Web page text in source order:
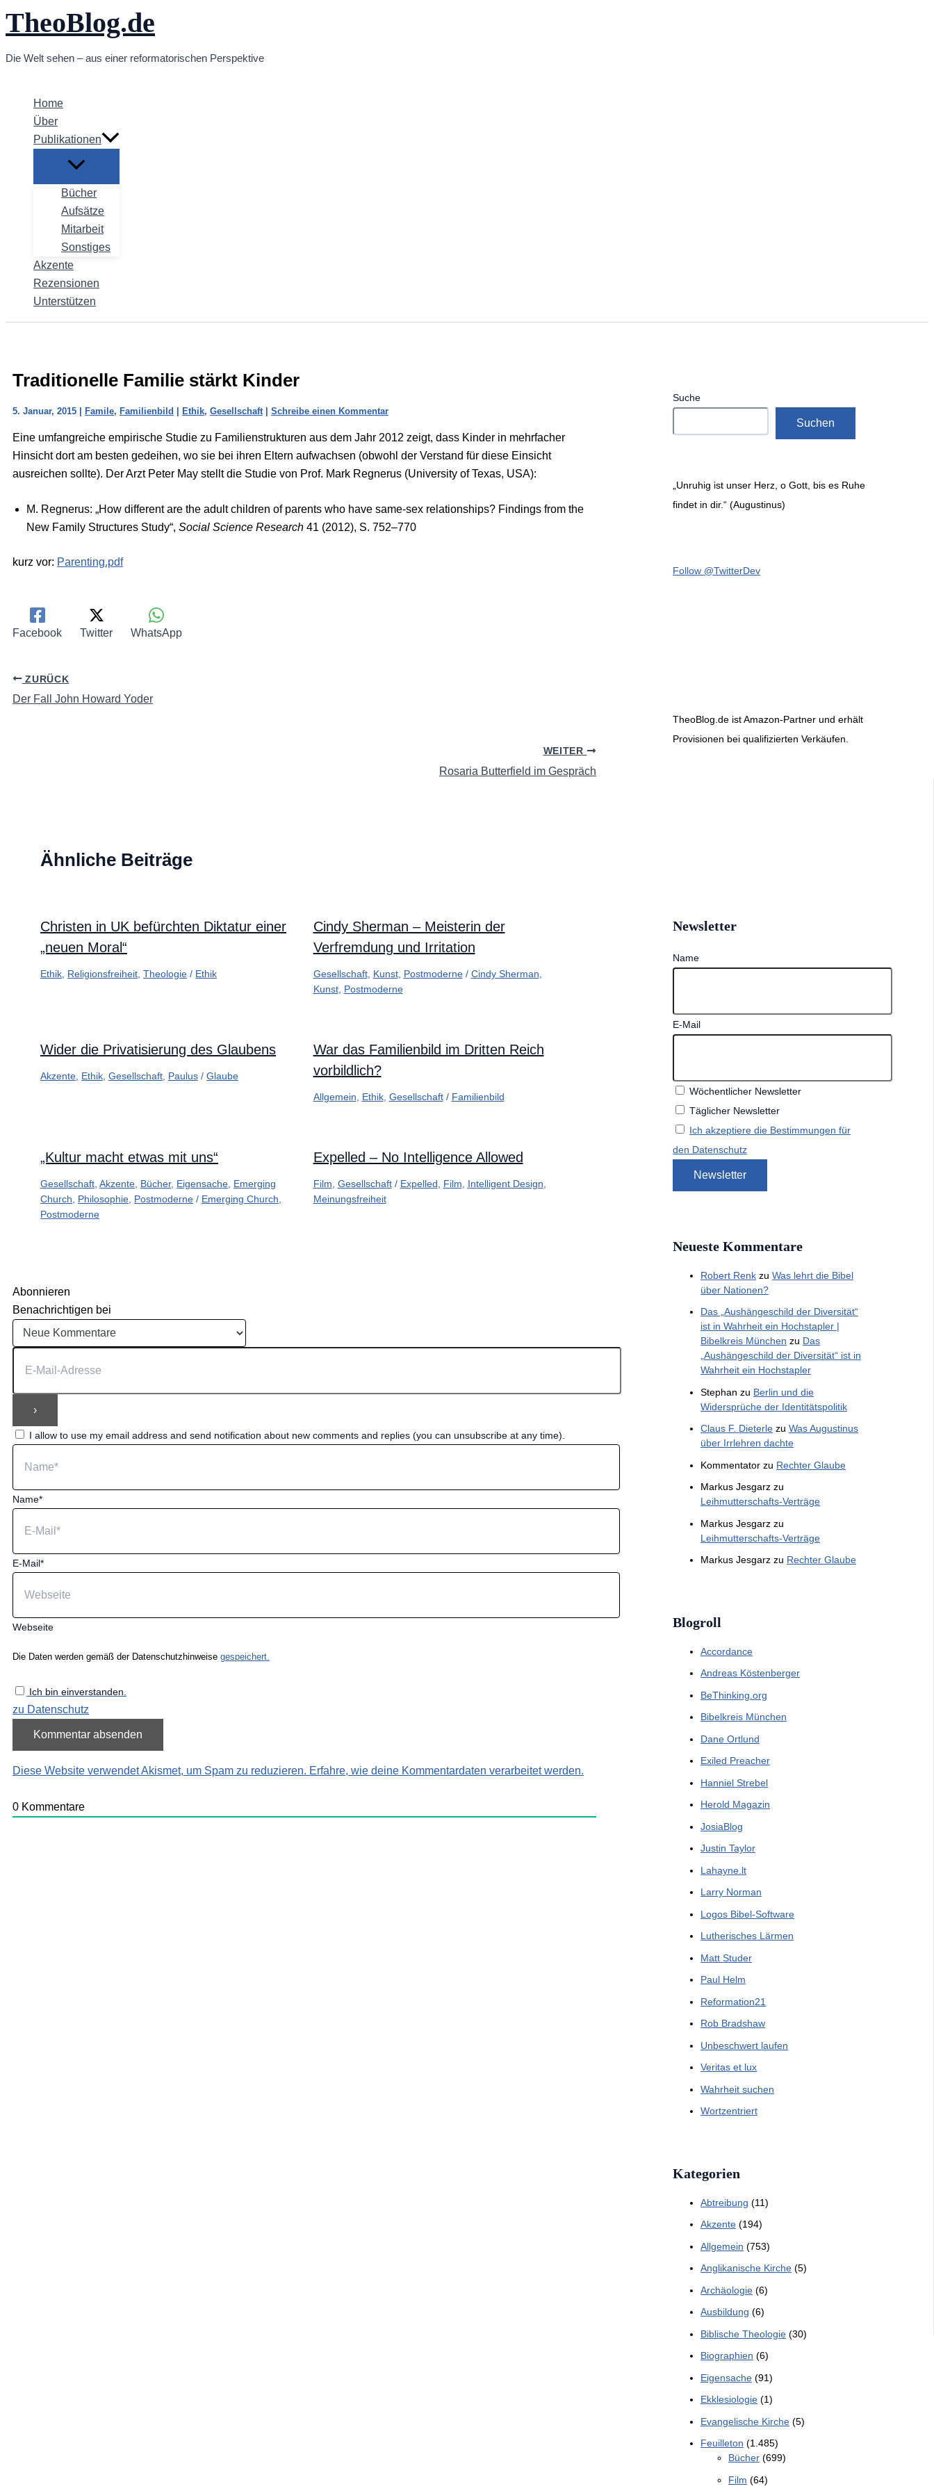
Zum
Inhalt
TheoBlog.de
Die Welt sehen – aus einer reformatorischen Perspektive
Home
Über
Publikationen
Bücher
Aufsätze
Mitarbeit
Sonstiges
Akzente
Rezensionen
Unterstützen
Traditionelle Familie stärkt Kinder
5. Januar, 2015 | Famile, Familienbild | Ethik, Gesellschaft | Schreibe einen Kommentar
Eine umfangreiche empirische Studie zu Familienstrukturen aus dem Jahr 2012 zeigt, dass Kinder in mehrfacher
Hinsicht dort am besten gedeihen, wo sie bei ihren Eltern aufwachsen (obwohl der Verstand für diese Einsicht
ausreichen sollte). Der Arzt Peter May stellt die Studie von Prof. Mark Regnerus (University of Texas, USA):
M. Regnerus: „How different are the adult children of parents who have same-sex relationships? Findings from the
New Family Structures Study“, Social Science Research 41 (2012), S. 752–770
kurz vor: Parenting.pdf
Facebook Twitter WhatsApp
ZURÜCK
Der Fall John Howard Yoder
WEITER
Rosaria Butterfield im Gespräch
Ähnliche Beiträge
Christen in UK befürchten Diktatur einer
„neuen Moral“
Ethik Religionsfreiheit Theologie / Ethik
Cindy Sherman – Meisterin der
Verfremdung und Irritation
Gesellschaft, Kunst, Postmoderne/ Cindy Sherman
Kunst, Postmoderne
Wider die Privatisierung des Glaubens
Akzente Ethik Gesellschaft Paulus / Glaube
War das Familienbild im Dritten Reich
vorbildlich?
Allgemein Ethik, Gesellschaft/ Familienbild
„Kultur macht etwas mit uns“
Gesellschaft Akzente Bücher, Eigensache Emerging
Church
Philosophie Postmoderne / Emerging Church
Postmoderne
Expelled – No Intelligence Allowed
Film Gesellschaft/ Expelled Film Intelligent Design
Meinungsfreiheit
Abonnieren
Benachrichtigen bei
I allow to use my email address and send notification about new comments and replies (you can unsubscribe at any time).
Name*
E-Mail*
Webseite
Die Daten werden gemäß der Datenschutzhinweise gespeichert.
Ich bin einverstanden.
zu Datenschutz
Diese Website verwendet Akismet, um Spam zu reduzieren. Erfahre, wie deine Kommentardaten verarbeitet werden.
0 Kommentare
Suche
Suchen
„Unruhig ist unser Herz, o Gott, bis es Ruhe
findet in dir.“ (Augustinus)
Follow @TwitterDev
TheoBlog.de ist Amazon-Partner und erhält
Provisionen bei qualifizierten Verkäufen.
Newsletter
Name
E-Mail
Wöchentlicher Newsletter
Täglicher Newsletter
Ich akzeptiere die Bestimmungen für
den Datenschutz
Neueste Kommentare
Robert Renk zu Was lehrt die Bibel
über Nationen?
Das „Aushängeschild der Diversität“
ist in Wahrheit ein Hochstapler |
Bibelkreis München zu Das
„Aushängeschild der Diversität“ ist in
Wahrheit ein Hochstapler
Stephan zu Berlin und die
Widersprüche der Identitätspolitik
Claus F. Dieterle zu Was Augustinus
über Irrlehren dachte
Kommentator zu Rechter Glaube
Markus Jesgarz zu
Leihmutterschafts-Verträge
Markus Jesgarz zu
Leihmutterschafts-Verträge
Markus Jesgarz zu Rechter Glaube
Blogroll
Accordance
Andreas Köstenberger
BeThinking.org
Bibelkreis München
Dane Ortlund
Exiled Preacher
Hanniel Strebel
Herold Magazin
JosiaBlog
Justin Taylor
Lahayne.lt
Larry Norman
Logos Bibel-Software
Lutherisches Lärmen
Matt Studer
Paul Helm
Reformation21
Rob Bradshaw
Unbeschwert laufen
Veritas et lux
Wahrheit suchen
Wortzentriert
Kategorien
Abtreibung (11)
Akzente (194)
Allgemein (753)
Anglikanische Kirche (5)
Archäologie (6)
Ausbildung (6)
Biblische Theologie (30)
Biographien (6)
Eigensache (91)
Ekklesiologie (1)
Evangelische Kirche (5)
Feuilleton (1.485)
Bücher (699)
Film (64)